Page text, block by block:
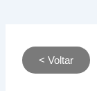
< Voltar